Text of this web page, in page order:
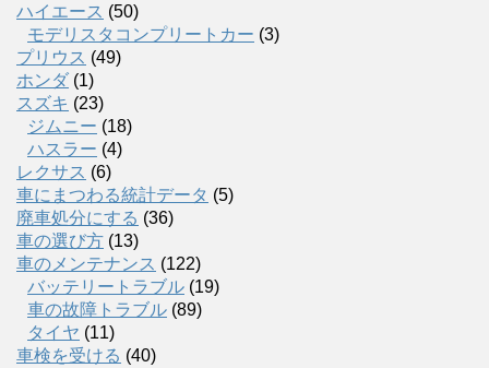
ハイエース (50)
モデリスタコンプリートカー (3)
プリウス (49)
ホンダ (1)
スズキ (23)
ジムニー (18)
ハスラー (4)
レクサス (6)
車にまつわる統計データ (5)
廃車処分にする (36)
車の選び方 (13)
車のメンテナンス (122)
バッテリートラブル (19)
車の故障トラブル (89)
タイヤ (11)
車検を受ける (40)